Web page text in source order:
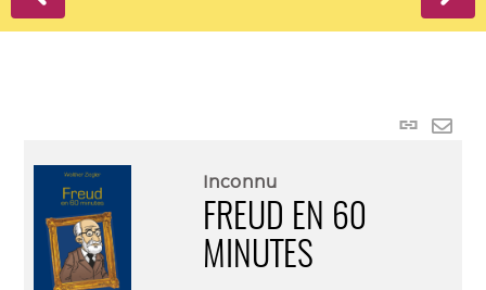
Lien
Inconnu
FREUD EN 60
MINUTES